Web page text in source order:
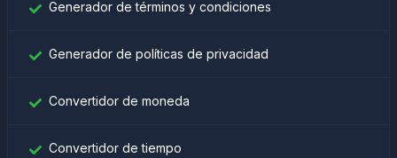
Generador de términos y condiciones
Generador de políticas de privacidad
Convertidor de moneda
Convertidor de tiempo